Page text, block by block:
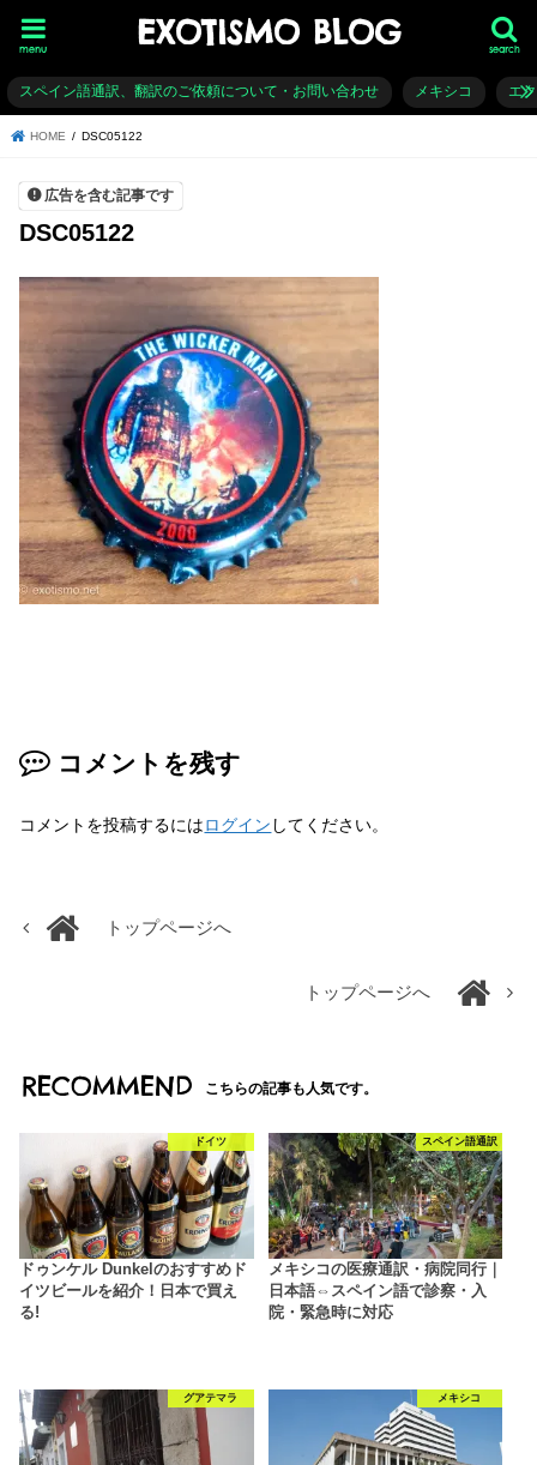
EXOTISMO BLOG search
menu
スペイン語通訳、翻訳のご依頼について・お問い合わせ メキシコ エ
HOME DSC05122
広告を含む記事です
DSC05122
コメントを残す
コメントを投稿するにはログイン してください。
トップページへ
トップページへ
RECOMMEND こちらの記事も人気です。
ドイツ
ドゥンケル Dunkelのおすすめド
イツビールを紹介！日本で買え
る!
スペイン語通訳
メキシコの医療通訳・病院同行｜
日本語⇔スペイン語で診察・入
院・緊急時に対応
グアテマラ メキシコ